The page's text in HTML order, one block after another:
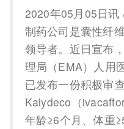
2020年05月05日
制药公司是囊性纤
领导者。近日宣布
理局（EMA）人用
已发布一份积极审
Kalydeco（
年龄≥6个月、体重